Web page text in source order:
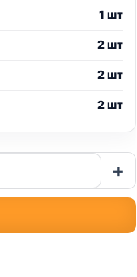
1 шт
2 шт
2 шт
2 шт
+